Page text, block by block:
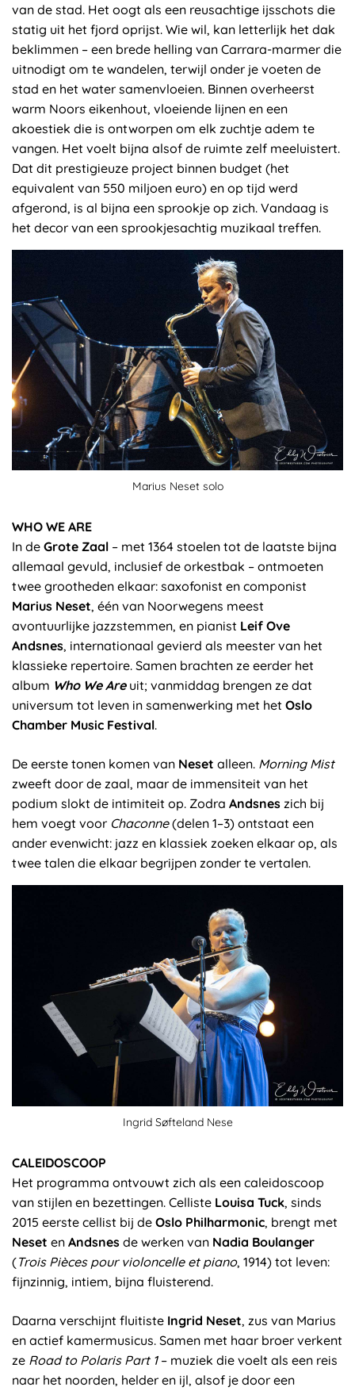
van de stad. Het oogt als een reusachtige ijsschots die
statig uit het fjord oprijst. Wie wil, kan letterlijk het dak
beklimmen – een brede helling van Carrara-marmer die
uitnodigt om te wandelen, terwijl onder je voeten de
stad en het water samenvloeien. Binnen overheerst
warm Noors eikenhout, vloeiende lijnen en een
akoestiek die is ontworpen om elk zuchtje adem te
vangen. Het voelt bijna alsof de ruimte zelf meeluistert.
Dat dit prestigieuze project binnen budget (het
equivalent van 550 miljoen euro) en op tijd werd
afgerond, is al bijna een sprookje op zich. Vandaag is
het decor van een sprookjesachtig muzikaal treffen.
Marius Neset solo
WHO WE ARE
In de Grote Zaal – met 1364 stoelen tot de laatste bijna
allemaal gevuld, inclusief de orkestbak – ontmoeten
twee grootheden elkaar: saxofonist en componist
Marius Neset, één van Noorwegens meest
avontuurlijke jazzstemmen, en pianist Leif Ove
Andsnes, internationaal gevierd als meester van het
klassieke repertoire. Samen brachten ze eerder het
album Who We Areuit; vanmiddag brengen ze dat
universum tot leven in samenwerking met het Oslo
Chamber Music Festival.
De eerste tonen komen van Neset alleen. Morning Mist
zweeft door de zaal, maar de immensiteit van het
podium slokt de intimiteit op. Zodra Andsnes zich bij
hem voegt voor Chaconne(delen 1–3) ontstaat een
ander evenwicht: jazz en klassiek zoeken elkaar op, als
twee talen die elkaar begrijpen zonder te vertalen.
Ingrid Søfteland Nese
CALEIDOSCOOP
Het programma ontvouwt zich als een caleidoscoop
van stijlen en bezettingen. Celliste Louisa Tuck, sinds
2015 eerste cellist bij de Oslo Philharmonic, brengt met
Neset en Andsnes de werken van Nadia Boulanger
(Trois Pièces pour violoncelle et piano, 1914) tot leven:
fijnzinnig, intiem, bijna fluisterend.
Daarna verschijnt fluitiste Ingrid Neset, zus van Marius
en actief kamermusicus. Samen met haar broer verkent
ze Road to Polaris Part 1– muziek die voelt als een reis
naar het noorden, helder en ijl, alsof je door een